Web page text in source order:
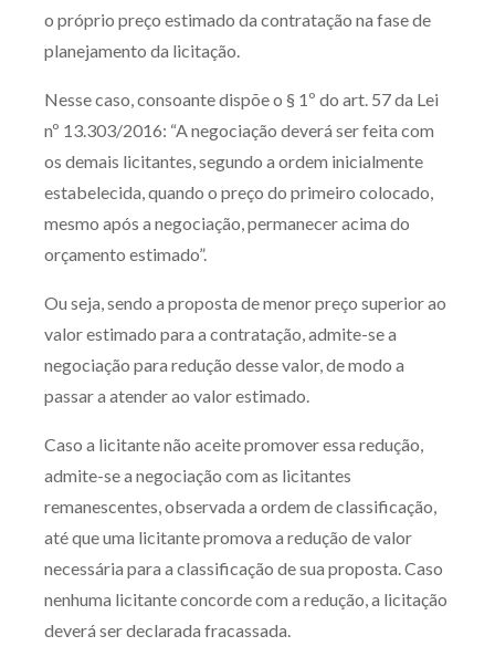
o próprio preço estimado da contratação na fase de
planejamento da licitação.
Nesse caso, consoante dispõe o § 1º do art. 57 da Lei
nº 13.303/2016: “A negociação deverá ser feita com
os demais licitantes, segundo a ordem inicialmente
estabelecida, quando o preço do primeiro colocado,
mesmo após a negociação, permanecer acima do
orçamento estimado”.
Ou seja, sendo a proposta de menor preço superior ao
valor estimado para a contratação, admite-se a
negociação para redução desse valor, de modo a
passar a atender ao valor estimado.
Caso a licitante não aceite promover essa redução,
admite-se a negociação com as licitantes
remanescentes, observada a ordem de classificação,
até que uma licitante promova a redução de valor
necessária para a classificação de sua proposta. Caso
nenhuma licitante concorde com a redução, a licitação
deverá ser declarada fracassada.